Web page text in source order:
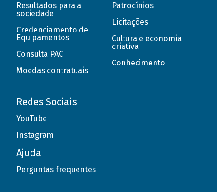
Resultados para a
sociedade
Credenciamento de
Equipamentos
Consulta PAC
Moedas contratuais
Patrocínios
Licitações
Cultura e economia
criativa
Conhecimento
Redes Sociais
YouTube
Instagram
Ajuda
Perguntas frequentes